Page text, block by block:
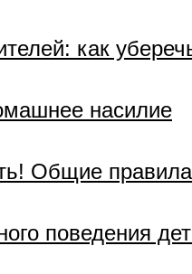
как
насилие
Общие
поведения